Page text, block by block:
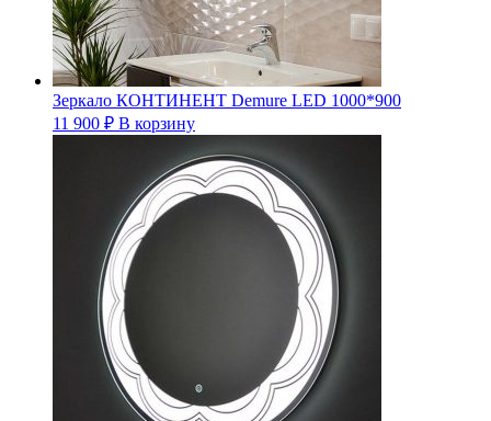
Зеркало КОНТИНЕНТ Demure LED 1000*900
11 900 ₽ В корзину